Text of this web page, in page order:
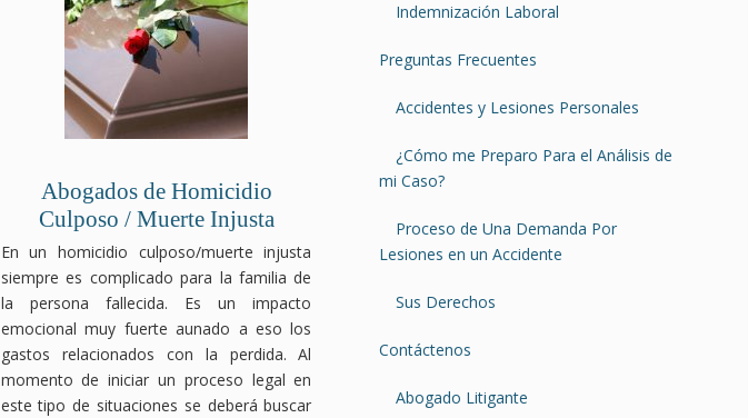
Abogados de Homicidio
Culposo / Muerte Injusta
En un homicidio culposo/muerte injusta
siempre es complicado para la familia de
la persona fallecida. Es un impacto
emocional muy fuerte aunado a eso los
gastos relacionados con la perdida. Al
momento de iniciar un proceso legal en
este tipo de situaciones se deberá buscar
Indemnización Laboral
Preguntas Frecuentes
Accidentes y Lesiones Personales
¿Cómo me Preparo Para el Análisis de
mi Caso?
Proceso de Una Demanda Por
Lesiones en un Accidente
Sus Derechos
Contáctenos
Abogado Litigante